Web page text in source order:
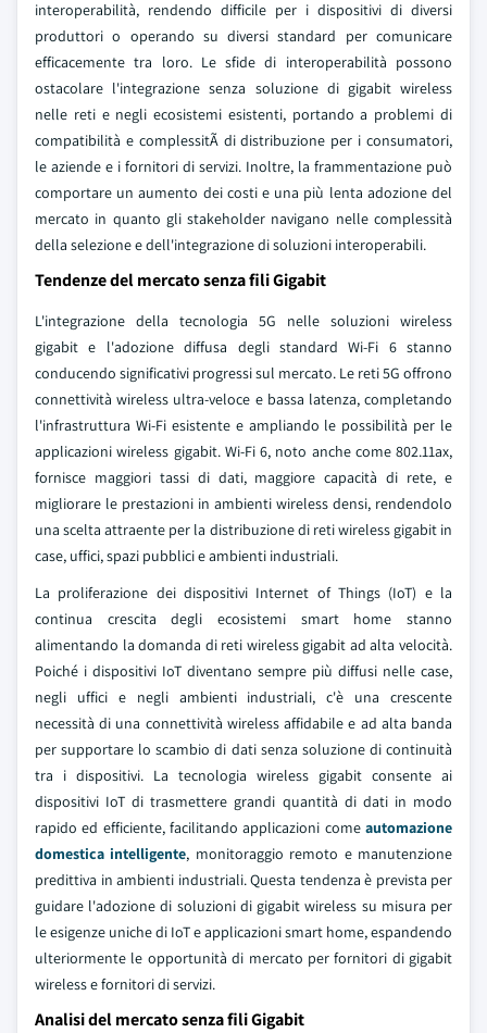
interoperabilità, rendendo difficile per i dispositivi di diversi
produttori o operando su diversi standard per comunicare
efficacemente tra loro. Le sfide di interoperabilità possono
ostacolare l'integrazione senza soluzione di gigabit wireless
nelle reti e negli ecosistemi esistenti, portando a problemi di
compatibilità e complessitÃ di distribuzione per i consumatori,
le aziende e i fornitori di servizi. Inoltre, la frammentazione può
comportare un aumento dei costi e una più lenta adozione del
mercato in quanto gli stakeholder navigano nelle complessità
della selezione e dell'integrazione di soluzioni interoperabili.
Tendenze del mercato senza fili Gigabit
L'integrazione della tecnologia 5G nelle soluzioni wireless
gigabit e l'adozione diffusa degli standard Wi-Fi 6 stanno
conducendo significativi progressi sul mercato. Le reti 5G offrono
connettività wireless ultra-veloce e bassa latenza, completando
l'infrastruttura Wi-Fi esistente e ampliando le possibilità per le
applicazioni wireless gigabit. Wi-Fi 6, noto anche come 802.11ax,
fornisce maggiori tassi di dati, maggiore capacità di rete, e
migliorare le prestazioni in ambienti wireless densi, rendendolo
una scelta attraente per la distribuzione di reti wireless gigabit in
case, uffici, spazi pubblici e ambienti industriali.
La proliferazione dei dispositivi Internet of Things (IoT) e la
continua crescita degli ecosistemi smart home stanno
alimentando la domanda di reti wireless gigabit ad alta velocità.
Poiché i dispositivi IoT diventano sempre più diffusi nelle case,
negli uffici e negli ambienti industriali, c'è una crescente
necessità di una connettività wireless affidabile e ad alta banda
per supportare lo scambio di dati senza soluzione di continuità
tra i dispositivi. La tecnologia wireless gigabit consente ai
dispositivi IoT di trasmettere grandi quantità di dati in modo
rapido ed efficiente, facilitando applicazioni come automazione
domestica intelligente, monitoraggio remoto e manutenzione
predittiva in ambienti industriali. Questa tendenza è prevista per
guidare l'adozione di soluzioni di gigabit wireless su misura per
le esigenze uniche di IoT e applicazioni smart home, espandendo
ulteriormente le opportunità di mercato per fornitori di gigabit
wireless e fornitori di servizi.
Analisi del mercato senza fili Gigabit